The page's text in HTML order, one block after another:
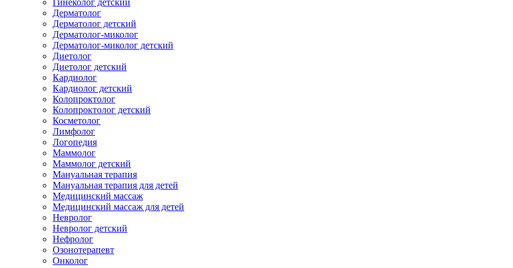
Гинеколог детский
Дерматолог
Дерматолог детский
Дерматолог-миколог
Дерматолог-миколог детский
Диетолог
Диетолог детский
Кардиолог
Кардиолог детский
Колопроктолог
Колопроктолог детский
Косметолог
Лимфолог
Логопедия
Маммолог
Маммолог детский
Мануальная терапия
Мануальная терапия для детей
Медицинский массаж
Медицинский массаж для детей
Невролог
Невролог детский
Нефролог
Озонотерапевт
Онколог